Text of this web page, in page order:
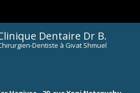
Dentaire Dr B.
Dentiste à Givat Shmuel